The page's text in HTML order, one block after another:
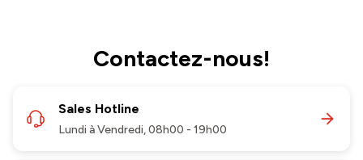
Contactez-nous!
Sales Hotline
Lundi à Vendredi, 08h00 - 19h00